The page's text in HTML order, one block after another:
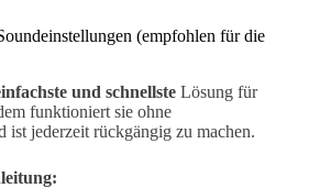
(empfohlen für die
und schnellste Lösung für
funktioniert sie ohne
ist jederzeit rückgängig zu machen.